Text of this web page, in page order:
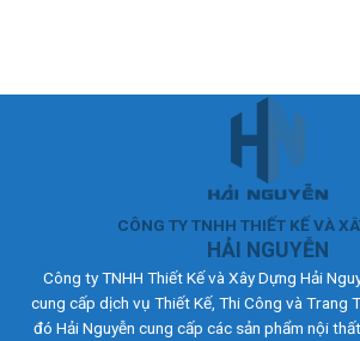
product
product
page
CÔNG TY TNHH THIẾT KẾ VÀ
HẢI NGUYỄN
Công ty TNHH Thiết Kế và Xây Dựng Hải
cung cấp dịch vụ Thiết Kế, Thi Công và Trang
đó Hải Nguyễn cung cấp các sản phẩm nội